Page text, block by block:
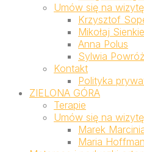
Umów się na wizytę
Krzysztof
Mikołaj
Anna Polus
Sylwia
Kontakt
Polityka
ZIELONA GÓRA
Terapie
Umów się na wizytę
Marek
Maria